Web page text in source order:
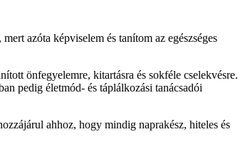
azóta képviselem és tanítom az egészséges
önfegyelemre, kitartásra és sokféle cselekvésre.
pedig életmód- és táplálkozási tanácsadói
ahhoz, hogy mindig naprakész, hiteles és